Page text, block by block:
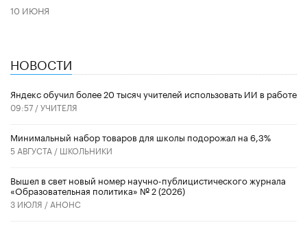
10 ИЮНЯ
НОВОСТИ
​Яндекс обучил более 20 тысяч учителей использовать ИИ в работе
09:57 /УЧИТЕЛЯ
Минимальный набор товаров для школы подорожал на 6,3%
5 АВГУСТА / ШКОЛЬНИКИ
Вышел в свет новый номер научно-публицистического журнала
«Образовательная политика» № 2 (2026)
3 ИЮЛЯ / АНОНС